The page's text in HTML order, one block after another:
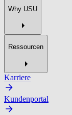
Why USU
Ressourcen
Karriere
Kundenportal